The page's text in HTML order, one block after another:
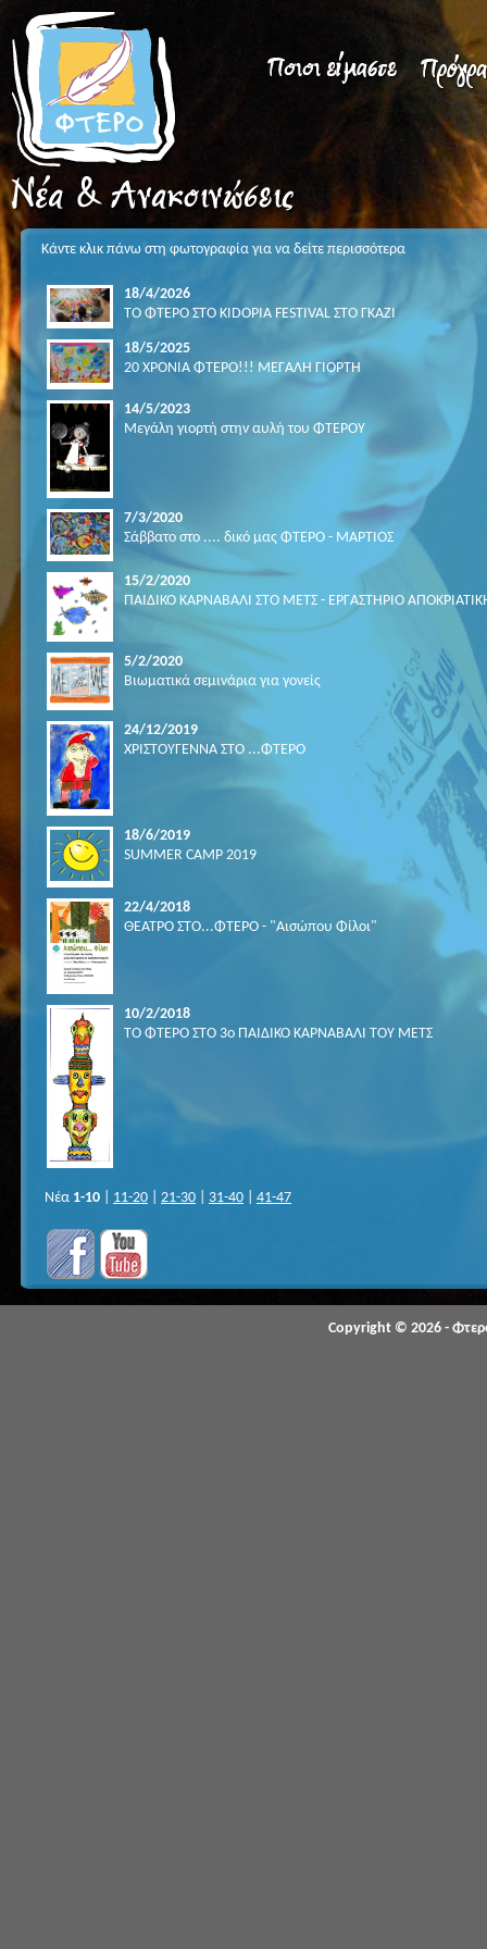
Κάντε κλικ πάνω στη φωτογραφία για να δείτε περισσότερα
18/4/2026
ΤΟ ΦΤΕΡΟ ΣΤΟ KIDOPIA FESTIVAL ΣΤΟ ΓΚΑΖΙ
18/5/2025
20 ΧΡΟΝΙΑ ΦΤΕΡΟ!!! ΜΕΓΑΛΗ ΓΙΟΡΤΗ
14/5/2023
Μεγάλη γιορτή στην αυλή του ΦΤΕΡΟΥ
7/3/2020
Σάββατο στο .... δικό μας ΦΤΕΡΟ - ΜΑΡΤΙΟΣ
15/2/2020
ΠΑΙΔΙΚΟ ΚΑΡΝΑΒΑΛΙ ΣΤΟ ΜΕΤΣ - ΕΡΓΑΣΤΗΡΙΟ
5/2/2020
Βιωματικά σεμινάρια για γονείς
24/12/2019
ΧΡΙΣΤΟΥΓΕΝΝΑ ΣΤΟ ...ΦΤΕΡΟ
18/6/2019
SUMMER CAMP 2019
22/4/2018
ΘΕΑΤΡΟ ΣΤΟ...ΦΤΕΡΟ - "Αισώπου Φίλοι"
10/2/2018
ΤΟ ΦΤΕΡΟ ΣΤΟ 3ο ΠΑΙΔΙΚΟ ΚΑΡΝΑΒΑΛΙ ΤΟΥ ΜΕΤΣ
Νέα 1-10 11-20 21-30 31-40 41-47
Copyright © 2026 -